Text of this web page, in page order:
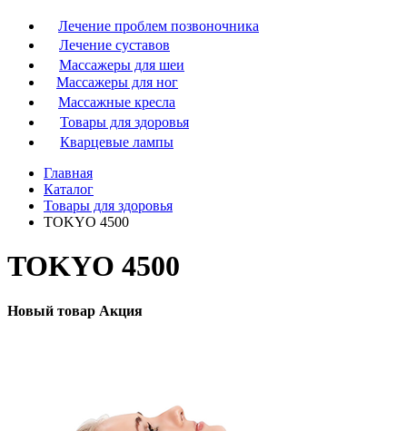
Лечение проблем позвоночника
Лечение суставов
Массажеры для шеи
Массажеры для ног
Массажные кресла
Товары для здоровья
Кварцевые лампы
Главная
Каталог
Товары для здоровья
TOKYO 4500
TOKYO 4500
Новый товар Акция